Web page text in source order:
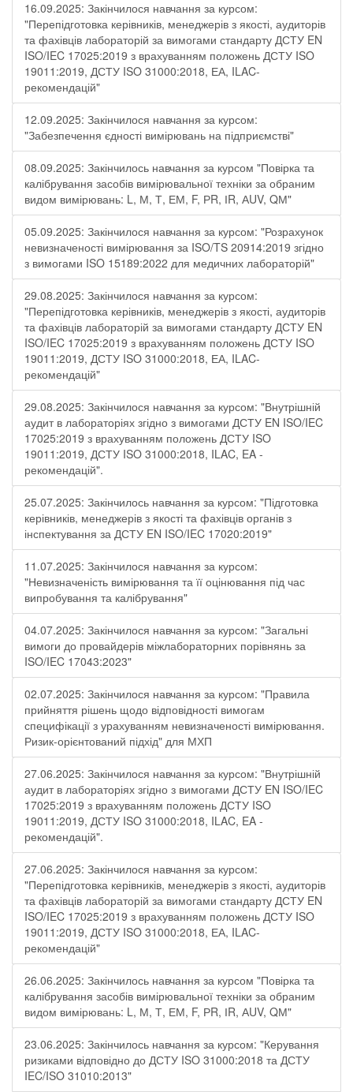
16.09.2025: Закінчилося навчання за курсом:
"Перепідготовка керівників, менеджерів з якості, аудиторів
та фахівців лабораторій за вимогами стандарту ДСТУ EN
ISO/IEC 17025:2019 з врахуванням положень ДСТУ ISO
19011:2019, ДСТУ ISO 31000:2018, ЕА, ILAC-
рекомендацій"
12.09.2025: Закінчилося навчання за курсом:
"Забезпечення єдності вимірювань на підприємстві"
08.09.2025: Закінчилось навчання за курсом "Повірка та
калібрування засобів вимірювальної техніки за обраним
видом вимірювань: L, М, Т, ЕМ, F, РR, ІR, АUV, QМ"
05.09.2025: Закінчилося навчання за курсом: "Розрахунок
невизначеності вимірювання за ISO/TS 20914:2019 згідно
з вимогами ISO 15189:2022 для медичних лабораторій"
29.08.2025: Закінчилося навчання за курсом:
"Перепідготовка керівників, менеджерів з якості, аудиторів
та фахівців лабораторій за вимогами стандарту ДСТУ EN
ISO/IEC 17025:2019 з врахуванням положень ДСТУ ISO
19011:2019, ДСТУ ISO 31000:2018, ЕА, ILAC-
рекомендацій"
29.08.2025: Закінчилося навчання за курсом: "Внутрішній
аудит в лабораторіях згідно з вимогами ДСТУ EN ISO/IEC
17025:2019 з врахуванням положень ДСТУ ISO
19011:2019, ДСТУ ISO 31000:2018, ILAC, EA -
рекомендацій".
25.07.2025: Закінчилось навчання за курсом: "Підготовка
керівників, менеджерів з якості та фахівців органів з
інспектування за ДСТУ EN ISO/IEC 17020:2019"
11.07.2025: Закінчилося навчання за курсом:
"Невизначеність вимірювання та її оцінювання під час
випробування та калібрування"
04.07.2025: Закінчилося навчання за курсом: "Загальні
вимоги до провайдерів міжлабораторних порівнянь за
ISO/IEC 17043:2023"
02.07.2025: Закінчилося навчання за курсом: "Правила
прийняття рішень щодо відповідності вимогам
специфікації з урахуванням невизначеності вимірювання.
Ризик-орієнтований підхід" для МХП
27.06.2025: Закінчилося навчання за курсом: "Внутрішній
аудит в лабораторіях згідно з вимогами ДСТУ EN ISO/IEC
17025:2019 з врахуванням положень ДСТУ ISO
19011:2019, ДСТУ ISO 31000:2018, ILAC, EA -
рекомендацій".
27.06.2025: Закінчилося навчання за курсом:
"Перепідготовка керівників, менеджерів з якості, аудиторів
та фахівців лабораторій за вимогами стандарту ДСТУ EN
ISO/IEC 17025:2019 з врахуванням положень ДСТУ ISO
19011:2019, ДСТУ ISO 31000:2018, ЕА, ILAC-
рекомендацій"
26.06.2025: Закінчилось навчання за курсом "Повірка та
калібрування засобів вимірювальної техніки за обраним
видом вимірювань: L, М, Т, ЕМ, F, РR, ІR, АUV, QМ"
23.06.2025: Закінчилось навчання за курсом: "Керування
ризиками відповідно до ДСТУ ISO 31000:2018 та ДСТУ
IEC/ISO 31010:2013"